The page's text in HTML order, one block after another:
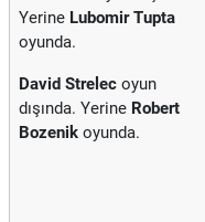
Yerine Lubomir Tupta
oyunda.
David Strelec oyun
dışında. Yerine Robert
Bozenik oyunda.